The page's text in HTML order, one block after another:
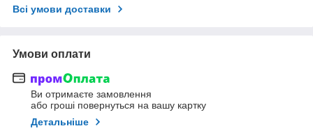
Всі умови доставки
Умови оплати
Ви отримаєте замовлення
або гроші повернуться на вашу картку
Детальніше